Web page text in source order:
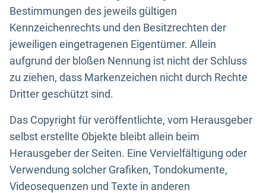
Bestimmungen des jeweils gültigen
Kennzeichenrechts und den Besitzrechten der
jeweiligen eingetragenen Eigentümer. Allein
aufgrund der bloßen Nennung ist nicht der Schluss
zu ziehen, dass Markenzeichen nicht durch Rechte
Dritter geschützt sind.
Das Copyright für veröffentlichte, vom Herausgeber
selbst erstellte Objekte bleibt allein beim
Herausgeber der Seiten. Eine Vervielfältigung oder
Verwendung solcher Grafiken, Tondokumente,
Videosequenzen und Texte in anderen